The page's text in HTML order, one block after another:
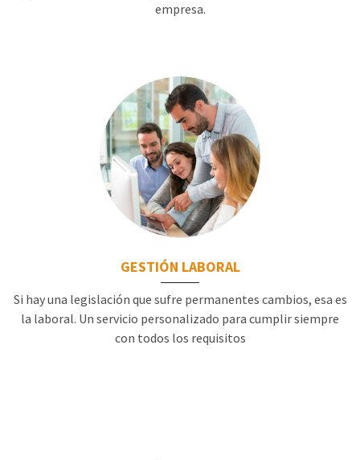
empresa.
GESTIÓN LABORAL
Si hay una legislación que sufre permanentes cambios, esa es
la laboral. Un servicio personalizado para cumplir siempre
con todos los requisitos